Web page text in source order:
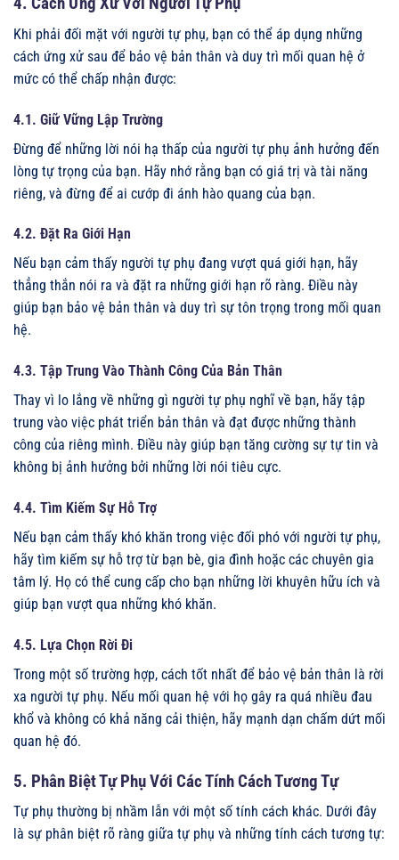
Khi phải đối mặt với người tự phụ, bạn có thể áp dụng những
cách ứng xử sau để bảo vệ bản thân và duy trì mối quan hệ ở
mức có thể chấp nhận được:
4.1. Giữ Vững Lập Trường
Đừng để những lời nói hạ thấp của người tự phụ ảnh hưởng đến
lòng tự trọng của bạn. Hãy nhớ rằng bạn có giá trị và tài năng
riêng, và đừng để ai cướp đi ánh hào quang của bạn.
4.2. Đặt Ra Giới Hạn
Nếu bạn cảm thấy người tự phụ đang vượt quá giới hạn, hãy
thẳng thắn nói ra và đặt ra những giới hạn rõ ràng. Điều này
giúp bạn bảo vệ bản thân và duy trì sự tôn trọng trong mối quan
hệ.
4.3. Tập Trung Vào Thành Công Của Bản Thân
Thay vì lo lắng về những gì người tự phụ nghĩ về bạn, hãy tập
trung vào việc phát triển bản thân và đạt được những thành
công của riêng mình. Điều này giúp bạn tăng cường sự tự tin và
không bị ảnh hưởng bởi những lời nói tiêu cực.
4.4. Tìm Kiếm Sự Hỗ Trợ
Nếu bạn cảm thấy khó khăn trong việc đối phó với người tự phụ,
hãy tìm kiếm sự hỗ trợ từ bạn bè, gia đình hoặc các chuyên gia
tâm lý. Họ có thể cung cấp cho bạn những lời khuyên hữu ích và
giúp bạn vượt qua những khó khăn.
4.5. Lựa Chọn Rời Đi
Trong một số trường hợp, cách tốt nhất để bảo vệ bản thân là rời
xa người tự phụ. Nếu mối quan hệ với họ gây ra quá nhiều đau
khổ và không có khả năng cải thiện, hãy mạnh dạn chấm dứt mối
quan hệ đó.
5. Phân Biệt Tự Phụ Với Các Tính Cách Tương Tự
Tự phụ thường bị nhầm lẫn với một số tính cách khác. Dưới đây
là sự phân biệt rõ ràng giữa tự phụ và những tính cách tương tự: